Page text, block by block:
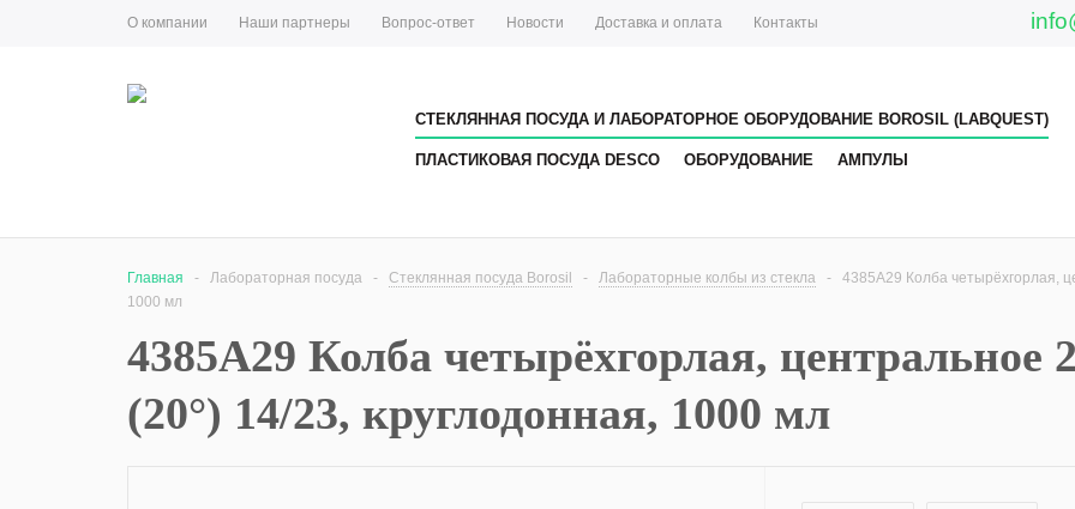
О компании Наши партнеры Вопрос-ответ Новости Доставка и оплата Контакты
СТЕКЛЯННАЯ ПОСУДА И ЛАБОРАТОРНОЕ ОБОРУДОВАНИЕ BOROSIL (LABQUEST)
ПЛАСТИКОВАЯ ПОСУДА DESCO ОБОРУДОВАНИЕ АМПУЛЫ
Главная - Лабораторная посуда - Стеклянная посуда Borosil - Лабораторные колбы из стекла -
4385A29 Колба четырёхгорлая,
1000 мл
4385A29 Колба четырёхгорлая, центральное
(20°) 14/23, круглодонная, 1000 мл